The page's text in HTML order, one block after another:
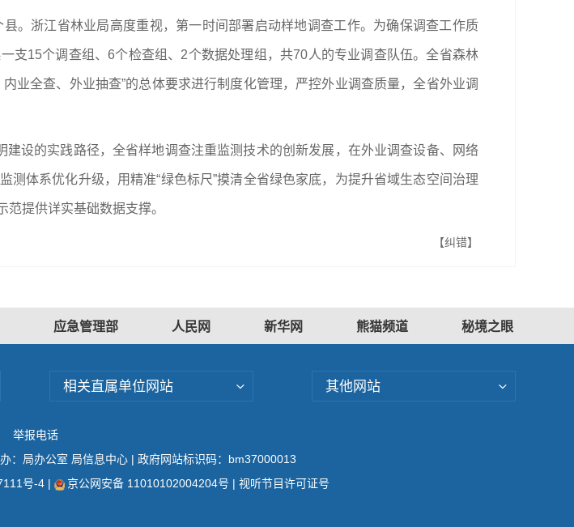
。浙江省林业局高度重视，第一时间部署启动样地调查工作。为确保调查工作质
支15个调查组、6个检查组、2个数据处理组，共70人的专业调查队伍。全省森林
业全查、外业抽查”的总体要求进行制度化管理，严控外业调查质量，全省外业调
设的实践路径，全省样地调查注重监测技术的创新发展，在外业调查设备、网络
体系优化升级，用精准“绿色标尺”摸清全省绿色家底，为提升省域生态空间治理
提供详实基础数据支撑。
【纠错】
应急管理部 人民网 新华网 熊猫频道 秘境之眼
相关直属单位网站 其他网站
举报电话
：局办公室 局信息中心 | 政府网站标识码：bm37000013
号-4 | 京公网安备 11010102004204号 | 视听节目许可证号